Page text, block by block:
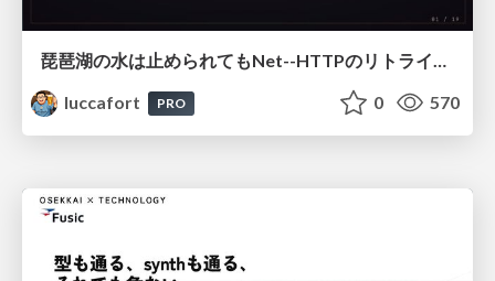
琵琶湖の水は止められてもNet--HTTPのリトライは止められない / You might be able to stop the water flow of Lake Biwa but you can't stop Net::HTTP retries
luccafort
PRO 0 570